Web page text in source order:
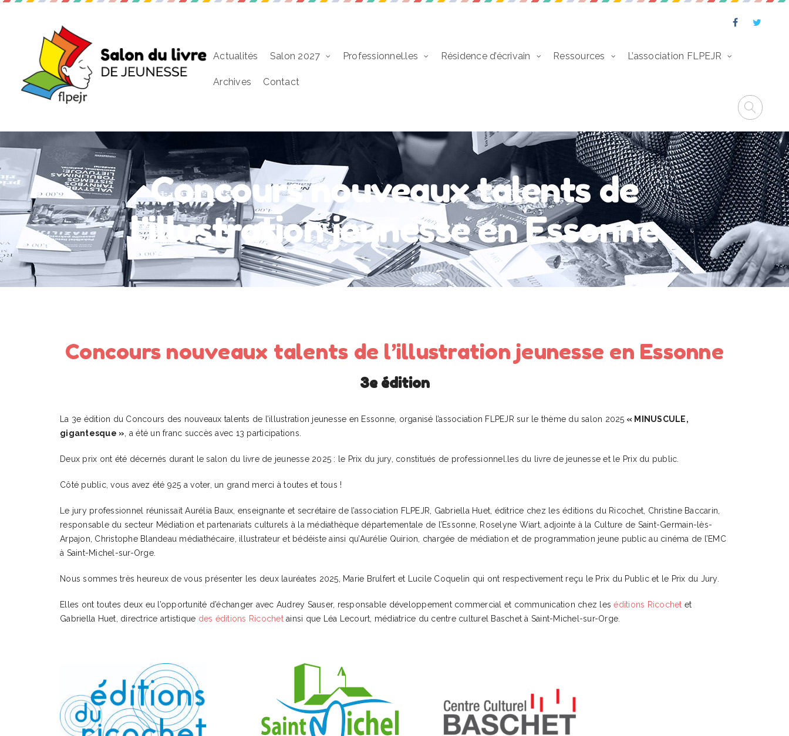
Actualités Salon 2027 Professionnel.les Résidence d’écrivain Ressources L’association FLPEJR
Archives Contact
Concours nouveaux talents de
l’illustration jeunesse en Essonne
Concours nouveaux talents de l’illustration jeunesse en Essonne
3e édition
La 3e édition du Concours des nouveaux talents de l’illustration jeunesse en Essonne, organisé l’association FLPEJR sur le thème du salon 2025 « MINUSCULE,
gigantesque » , a été un franc succès avec 13 participations.
Deux prix ont été décernés durant le salon du livre de jeunesse 2025 : le Prix du jury, constitués de professionnel.les du livre de jeunesse et le Prix du public.
Côté public, vous avez été 925 a voter, un grand merci à toutes et tous !
Le jury professionnel réunissait Aurélia Baux, enseignante et secrétaire de l’association FLPEJR, Gabriella Huet, éditrice chez les éditions du Ricochet, Christine Baccarin,
responsable du secteur Médiation et partenariats culturels à la médiathèque départementale de l’Essonne, Roselyne Wiart, adjointe à la Culture de Saint-Germain-lès-
Arpajon, Christophe Blandeau médiathécaire, illustrateur et bédéiste ainsi qu’Aurélie Quirion, chargée de médiation et de programmation jeune public au cinéma de l’EMC
à Saint-Michel-sur-Orge.
Nous sommes très heureux de vous présenter les deux lauréates 2025, Marie Brulfert et Lucile Coquelin qui ont respectivement reçu le Prix du Public et le Prix du Jury.
Elles ont toutes deux eu l’opportunité d’échanger avec Audrey Sauser, responsable développement commercial et communication chez leséditions Ricochet et
Gabriella Huet, directrice artistique des éditions Ricochetainsi que Léa Lecourt, médiatrice du centre culturel Baschet à Saint-Michel-sur-Orge.